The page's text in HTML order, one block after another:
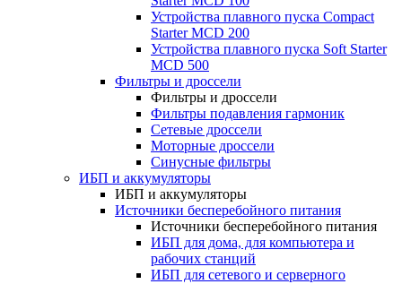
Устройства плавного пуска Compact
Starter MCD 200
Устройства плавного пуска Soft Starter
MCD 500
Фильтры и дроссели
Фильтры и дроссели
Фильтры подавления гармоник
Сетевые дроссели
Моторные дроссели
Синусные фильтры
ИБП и аккумуляторы
ИБП и аккумуляторы
Источники бесперебойного питания
Источники бесперебойного питания
ИБП для дома, для компьютера и
рабочих станций
ИБП для сетевого и серверного